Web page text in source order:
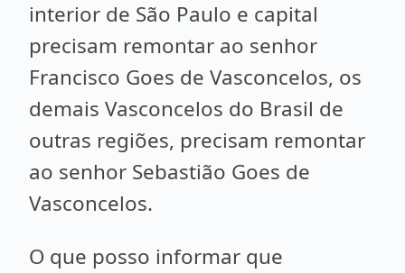
interior de São Paulo e capital
precisam remontar ao senhor
Francisco Goes de Vasconcelos, os
demais Vasconcelos do Brasil de
outras regiões, precisam remontar
ao senhor Sebastião Goes de
Vasconcelos.
O que posso informar que